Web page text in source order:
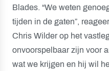
Blades. “We weten
tijden in de gaten”,
Chris Wilder op het
onvoorspelbaar zijn voor
wat we krijgen en hij wil